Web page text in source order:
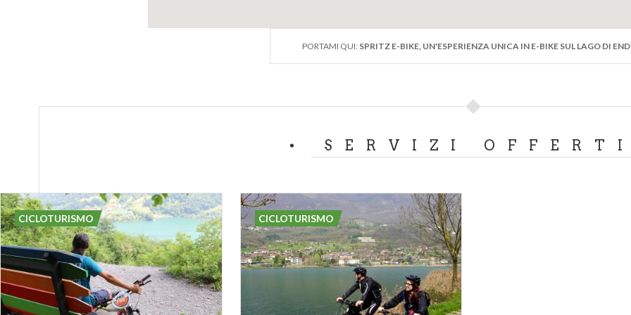
PORTAMI QUI: SPRITZ E-BIKE, UN'ESPERIENZA UNICA IN E-BIKE SUL LAGO DI
SERVIZI OFFERTI
CICLOTURISMO CICLOTURISMO